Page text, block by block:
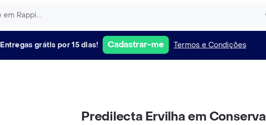
Entregas grátis por 15 dias! Cadastrar-me Termos e Condições
Predilecta Ervilha em Conserva